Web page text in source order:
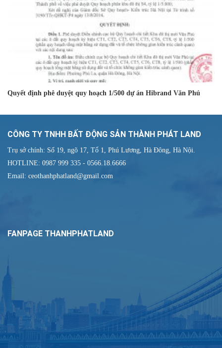
Quyết định phê duyệt quy hoạch 1/500 dự án Hibrand Văn Phú
CÔNG TY TNHH BẤT ĐỘNG SẢN THÀNH PHÁT LAND
Trụ sở chính: Số 19, ngõ 17, Tổ 1, Phú Lương, Hà Đông, Hà Nội.
HOTLINE: 0987 999 335 - 0566.18.6666
Email: ceothanhphatland@gmail.com
FANPAGE THANHPHATLAND